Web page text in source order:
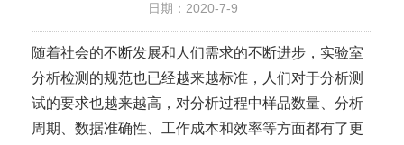
日期：2020-7-9
随着社会的不断发展和人们需求的不断进步，实验室
分析检测的规范也已经越来越标准，人们对于分析测
试的要求也越来越高，对分析过程中样品数量、分析
周期、数据准确性、工作成本和效率等方面都有了更